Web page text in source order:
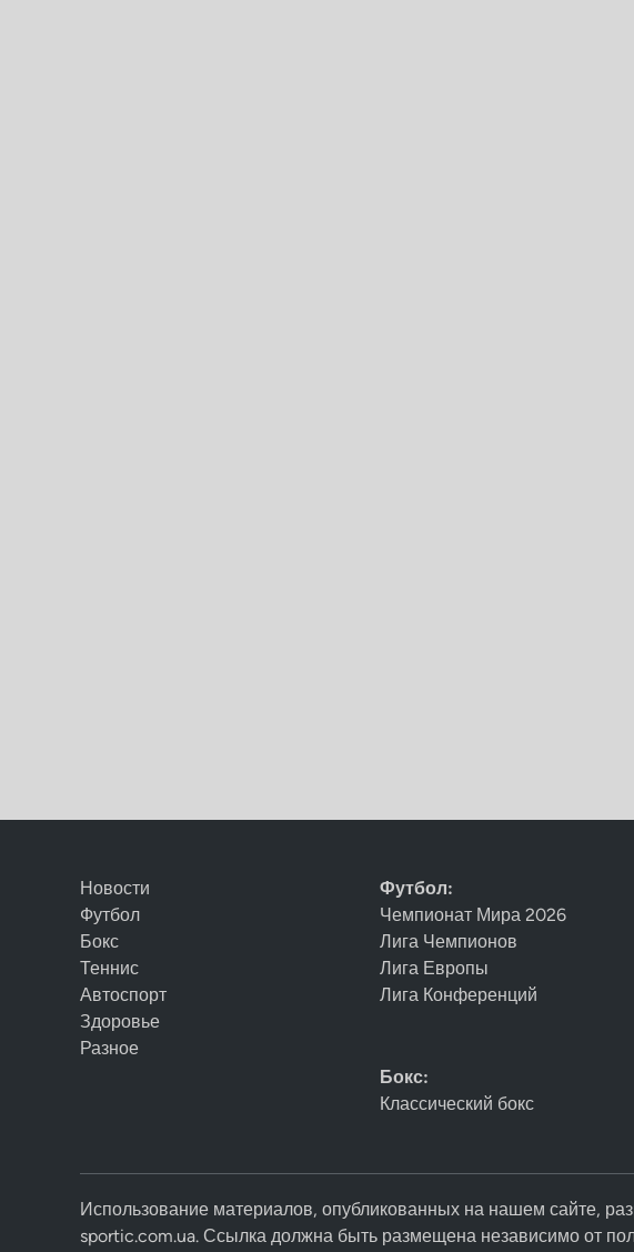
Новости
Футбол
Бокс
Теннис
Автоспорт
Здоровье
Разное
Футбол:
Чемпионат Мира 2026
Лига Чемпионов
Лига Европы
Лига Конференций
Бокс:
Классический бокс
Использование материалов, опубликованных на нашем сайте,
sportic.com.ua. Ссылка должна быть размещена независимо от